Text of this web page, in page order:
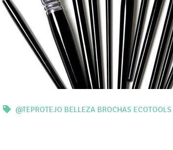
@TEPROTEJO BELLEZA BROCHAS ECOTOOLS